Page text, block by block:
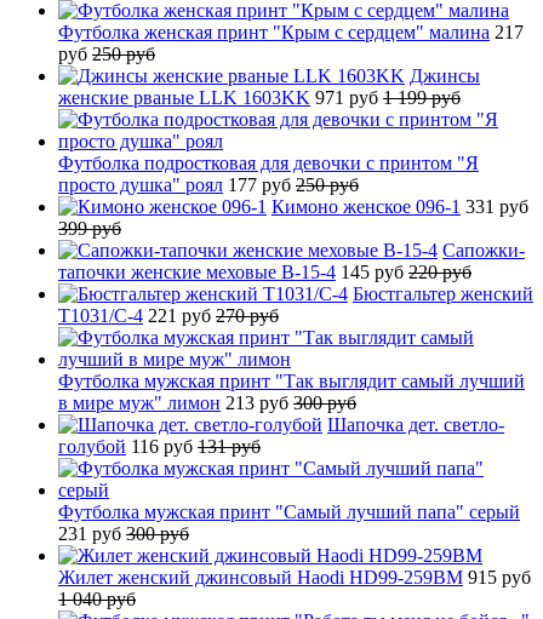
Футболка женская принт "Крым с сердцем" малина 217
руб 250 руб
Джинсы
женские рваные LLK 1603KK 971 руб 1 199 руб
Футболка подростковая для девочки с принтом "Я
просто душка" роял 177 руб 250 руб
Кимоно женское 096-1 331 руб
399 руб
Сапожки-
тапочки женские меховые B-15-4 145 руб 220 руб
Бюстгальтер женский
T1031/C-4 221 руб 270 руб
Футболка мужская принт "Так выглядит самый лучший
в мире муж" лимон 213 руб 300 руб
Шапочка дет. светло-
голубой 116 руб 131 руб
Футболка мужская принт "Самый лучший папа" серый
231 руб 300 руб
Жилет женский джинсовый Haodi HD99-259BM 915 руб
1 040 руб